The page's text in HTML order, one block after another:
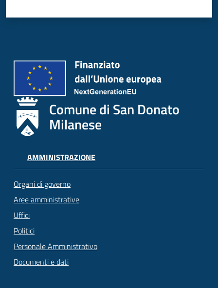
Comune di San Donato
Milanese
AMMINISTRAZIONE
Organi di governo
Aree amministrative
Uffici
Politici
Personale Amministrativo
Documenti e dati